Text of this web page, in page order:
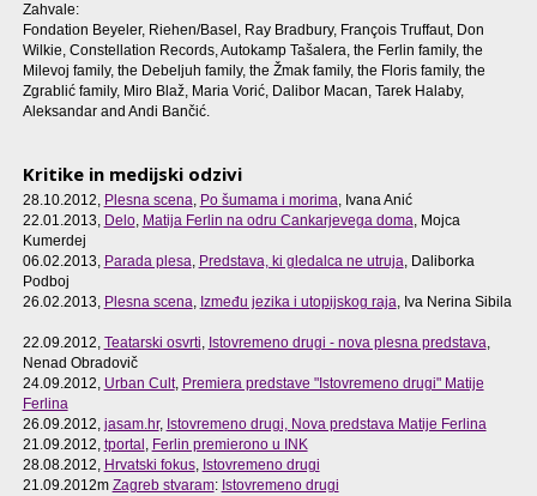
Zahvale:
Fondation Beyeler, Riehen/Basel, Ray Bradbury, François Truffaut, Don
Wilkie, Constellation Records, Autokamp Tašalera, the Ferlin family, the
Milevoj family, the Debeljuh family, the Žmak family, the Floris family, the
Zgrablić family, Miro Blaž, Maria Vorić, Dalibor Macan, Tarek Halaby,
Aleksandar and Andi Bančić.
Kritike in medijski odzivi
28.10.2012, Plesna scena, Po šumama i morima, Ivana Anić
22.01.2013, Delo, Matija Ferlin na odru Cankarjevega doma, Mojca
Kumerdej
06.02.2013, Parada plesa, Predstava, ki gledalca ne utruja, Daliborka
Podboj
26.02.2013, Plesna scena, Između jezika i utopijskog raja, Iva Nerina Sibila
22.09.2012, Teatarski osvrti, Istovremeno drugi - nova plesna predstava,
Nenad Obradovič
24.09.2012, Urban Cult, Premiera predstave "Istovremeno drugi" Matije
Ferlina
26.09.2012, jasam.hr, Istovremeno drugi, Nova predstava Matije Ferlina
21.09.2012, tportal , Ferlin premierono u INK
28.08.2012, Hrvatski fokus, Istovremeno drugi
21.09.2012m Zagreb stvaram: Istovremeno drugi